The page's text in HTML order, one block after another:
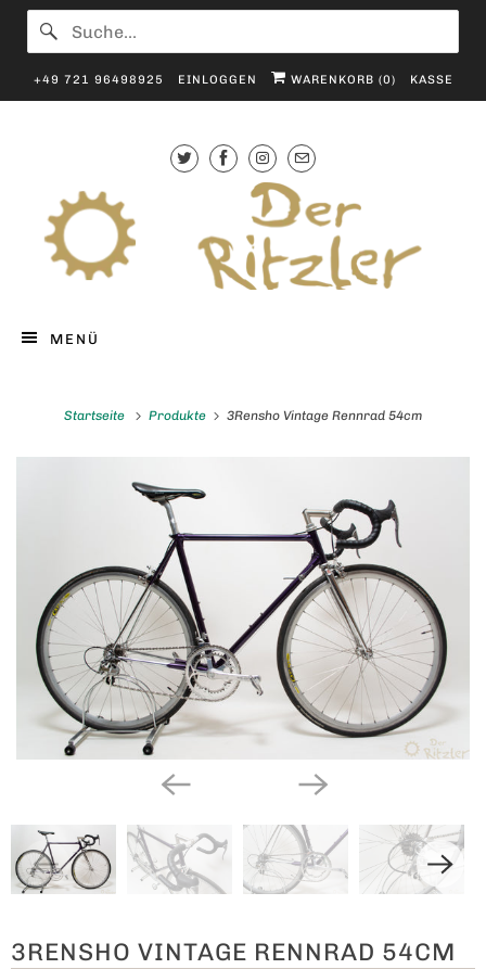
+49 721 96498925 EINLOGGEN WARENKORB (0) KASSE
MENÜ
Startseite Produkte 3Rensho Vintage Rennrad 54cm
3RENSHO VINTAGE RENNRAD 54CM